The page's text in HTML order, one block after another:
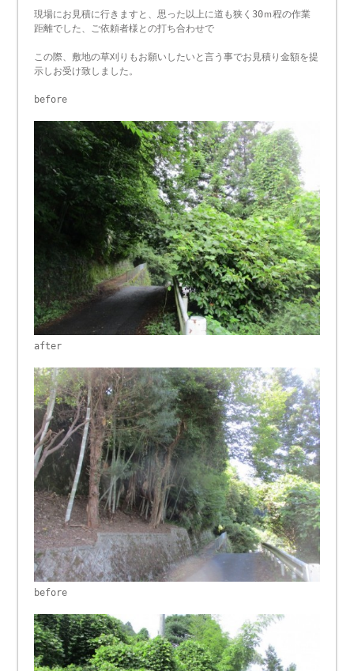
現場にお見積に行きますと、思った以上に道も狭く30ｍ程の作業
距離でした、ご依頼者様との打ち合わせで
この際、敷地の草刈りもお願いしたいと言う事でお見積り金額を提
示しお受け致しました。
before
after
before